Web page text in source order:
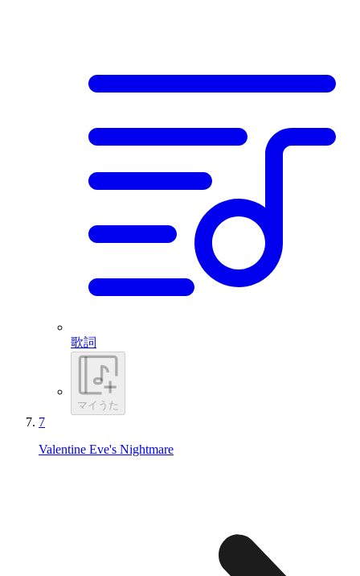
歌詞
マイうた
7
Valentine Eve's Nightmare